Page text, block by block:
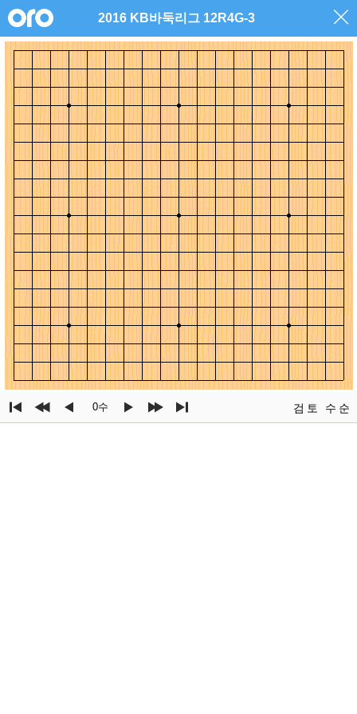
2016 KB바둑리그 12R4G-3
0수 검토 수순